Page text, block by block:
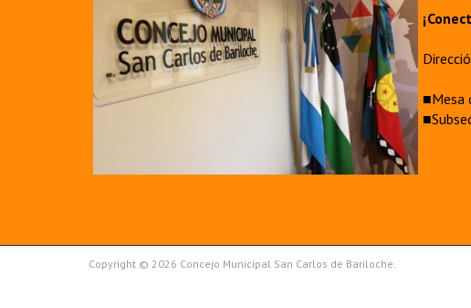
■Mesa
Copyright © 2026 Concejo Municipal San Carlos de Bariloche.